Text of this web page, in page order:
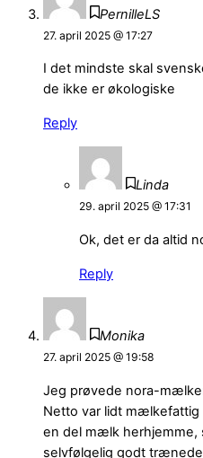
PernilleLS
27. april 2025 @ 17:27
I det mindste skal
de ikke er økologiske
Reply
Linda
29. april 2025 @ 17:31
Ok, det er da altid
Reply
Monika
27. april 2025 @ 19:58
Jeg prøvede nora-
Netto var lidt mælkefattig
en del mælk herhjemme,
selvfølgelig godt